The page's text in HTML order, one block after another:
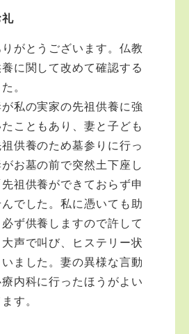
がとうございます。仏教
に関して改めて確認する
。
私の実家の先祖供養に強
こともあり、妻と子ども
供養のため墓参りに行っ
お墓の前で突然土下座し
祖供養ができておらず申
でした。私に憑いても助
ず供養しますので許して
声で叫び、ヒステリー状
ました。妻の異様な言動
内科に行ったほうがよい
す。